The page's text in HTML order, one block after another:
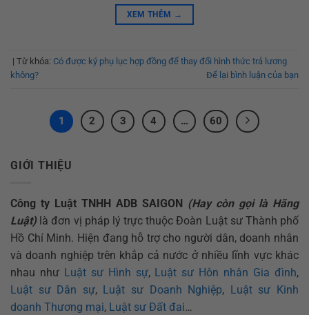
XEM THÊM →
| Từ khóa: Có được ký phụ lục hợp đồng để thay đổi hình thức trả lương
không?
Để lại bình luận của bạn
1 2 3 4 … 60
GIỚI THIỆU
Công ty Luật TNHH ADB SAIGON (Hay còn gọi là Hãng
Luật) là đơn vị pháp lý trực thuộc Đoàn Luật sư Thành phố
Hồ Chí Minh. Hiện đang hỗ trợ cho người dân, doanh nhân
và doanh nghiệp trên khắp cả nước ở nhiều lĩnh vực khác
nhau như Luật sư Hình sự, Luật sư Hôn nhân Gia đình,
Luật sư Dân sự, Luật sư Doanh Nghiệp, Luật sư Kinh
doanh Thương mại, Luật sư Đất đai…